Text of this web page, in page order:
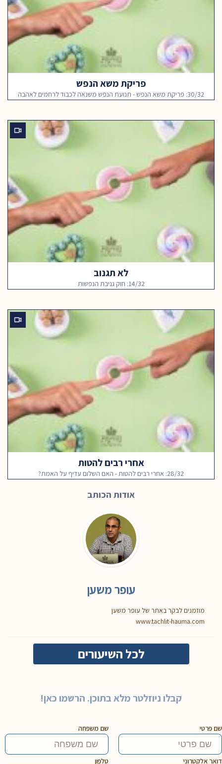
פריקת משא הנפש
30/32: פריקת משא הנפש - תנועת הנפש משנאה לכבוד לרחמים לאהבה
לא תגנוב
14/32: חוק גניבת הנפשות
אחרי רבים להטות
28/32: אחרי רבים להטות - האם השלום עדיף על האמת?
אודות הכותב
עופר משען
מוזמנים לבקר באתר של עופר משען
www.tachlit-hauma.com
לכל השיעורים
קבלו ניוזלטר מלא בתוכן. הרשמו כאן!
שם פרטי שם משפחה
דואר אלקטרוני טלפון